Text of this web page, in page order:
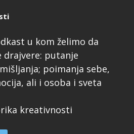
u kom želimo da
drajvere: putanje
poimanja sebe,
ali i osoba i sveta
kreativnosti